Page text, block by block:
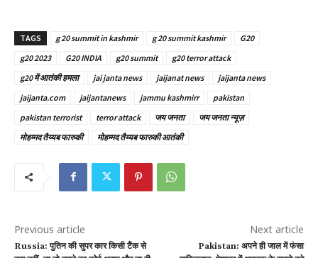
TAGS g 20 summit in kashmir g 20 summit kashmir
G20
g20 2023
G20 INDIA g20 summit
g20 terror attack
g20 में आतंकी हमला
jai janta news jaijanat news
jaijanta news
jaijanta.com
jaijantanews jammu kashmirr
pakistan
pakistan terrorist
terror attack जय जनता
जय जनता न्यूज़
मोहम्मद तैय्यब फारुकी
मोहम्मद तैय्यब फारुकी आतंकी
Previous article
Russia: पुतिन की सुपर कार किसी टैंक से
Next article
Pakistan: अपने ही जाल में फंसा